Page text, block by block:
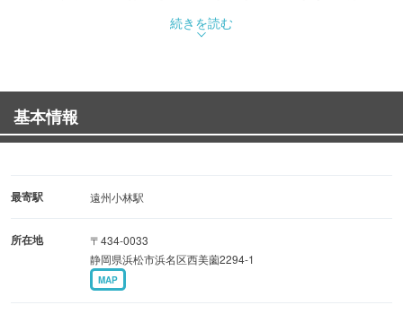
と”できるお弁当で、“もっと”お客様を笑顔にする。これか
らも、そんなお弁当をお届けします。
続きを読む
基本情報
最寄駅 遠州小林駅
所在地
〒434-0033
静岡県浜松市浜名区西美薗2294-1
MAP